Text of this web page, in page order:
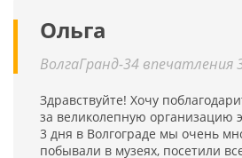
Ольга
ВолгаГранд-34 впечатления
Здравствуйте! Хочу
за великолепную организацию
3 дня в Волгограде мы очень
побывали в музеях, посетили